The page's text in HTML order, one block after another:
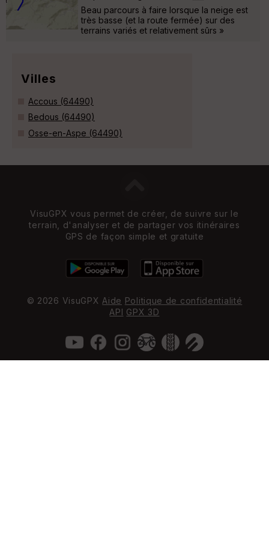
Beau parcours à faire lorsque la neige est
très basse (et la route fermée) sur des
terrains variés et relativement sûrs »
Villes
Accous (64490)
Bedous (64490)
Osse-en-Aspe (64490)
VisuGPX vous permet de créer, de suivre sur le
terrain, d'analyser et de partager vos itinéraires
GPS de façon simple et gratuite
© 2026 VisuGPX Aide Politique de confidentialité
API GPX 3D